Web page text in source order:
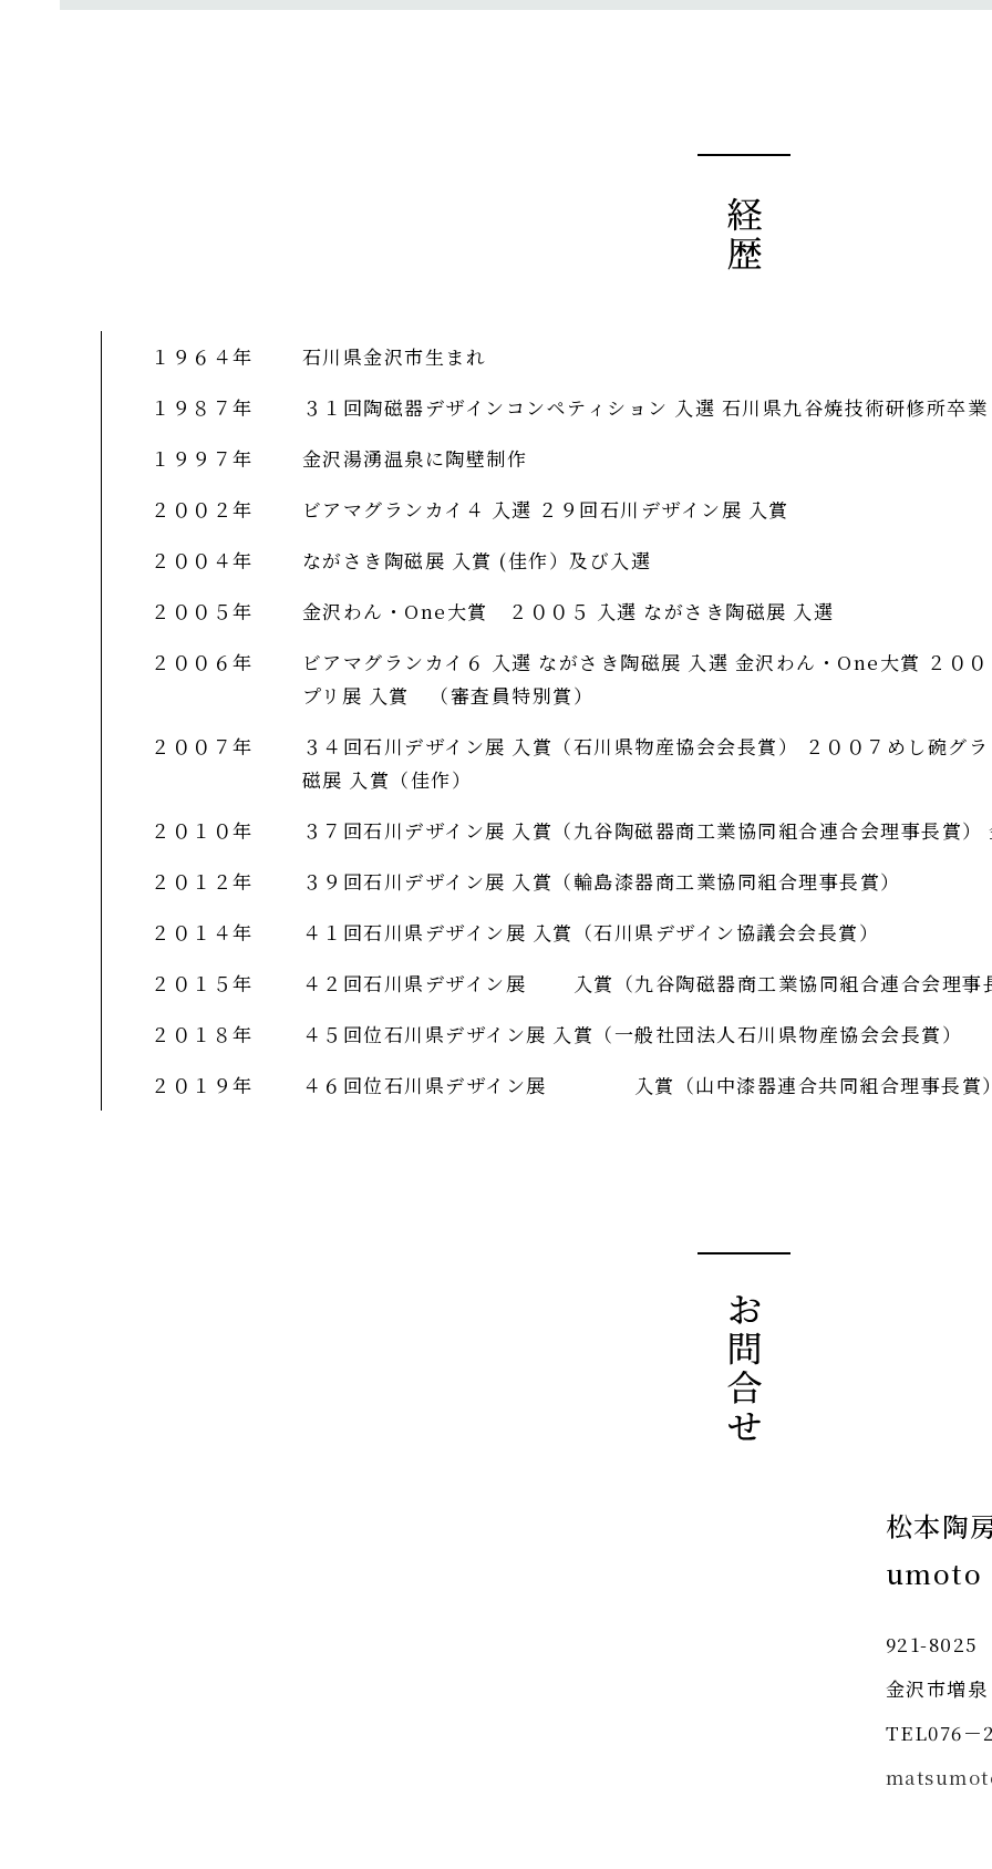
１９６４年
石川県金沢市生まれ
１９８７年
３１回陶磁器デザインコンペティション 入選 石川県九谷焼技術研修所
１９９７年
金沢湯湧温泉に陶壁制作
２００２年
ビアマグランカイ４ 入選 ２９回石川デザイン展 入賞
２００４年
ながさき陶磁展 入賞 (佳作）及び入選
２００５年
金沢わん・One大賞 ２００５ 入選 ながさき陶磁展 入選
２００６年
ビアマグランカイ６ 入選 ながさき陶磁展 入選 金沢わん・One大賞 ２０
プリ展 入賞 （審査員特別賞）
２００７年
３４回石川デザイン展 入賞（石川県物産協会会長賞） ２００７めし碗グ
磁展 入賞（佳作）
２０１０年
３７回石川デザイン展 入賞（九谷陶磁器商工業協同組合連合会理事長賞
２０１２年
３９回石川デザイン展 入賞（輪島漆器商工業協同組合理事長賞）
２０１４年
４１回石川県デザイン展 入賞（石川県デザイン協議会会長賞）
２０１５年
４２回石川県デザイン展 入賞（九谷陶磁器商工業協同組合連合会理事
２０１８年
４５回位石川県デザイン展 入賞（一般社団法人石川県物産協会会長賞）
２０１９年
４６回位石川県デザイン展 入賞（山中漆器連合共同組合理事長賞
松本
921-8025
金沢市増
TEL076－